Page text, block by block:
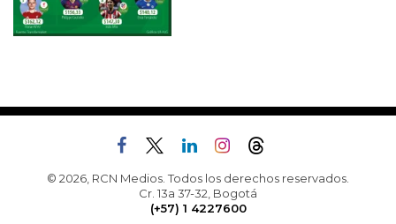
© 2026, RCN Medios. Todos los derechos reservados.
Cr. 13a 37-32, Bogotá
(+57) 1 4227600